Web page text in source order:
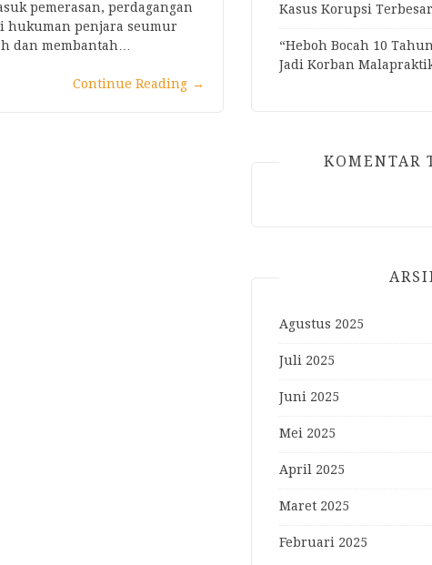
pemerasan, perdagangan
hukuman penjara seumur
dan membantah…
Continue Reading →
Kasus Korupsi
“Heboh Bocah 10
Jadi Korban
KOMENTAR
Agustus 2025
Juli 2025
Juni 2025
Mei 2025
April 2025
Maret 2025
Februari 2025